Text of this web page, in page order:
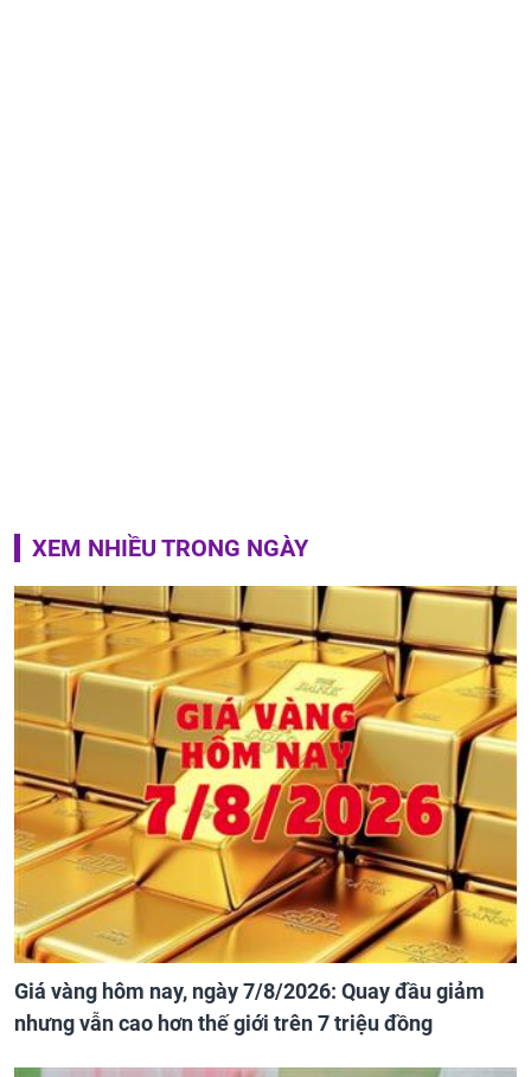
XEM NHIỀU TRONG NGÀY
Giá vàng hôm nay, ngày 7/8/2026: Quay đầu giảm
nhưng vẫn cao hơn thế giới trên 7 triệu đồng